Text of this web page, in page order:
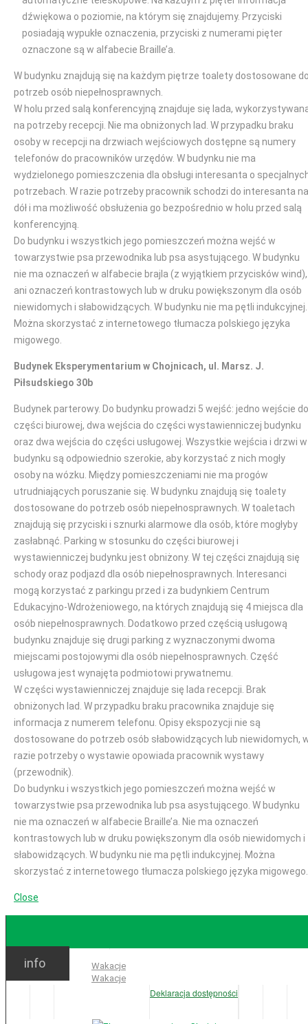
dźwiękowa o poziomie, na którym się znajdujemy. Przyciski
posiadają wypukłe oznaczenia, przyciski z numerami pięter
oznaczone są w alfabecie Braille’a.
W budynku znajdują się na każdym piętrze toalety dostosowane
potrzeb osób niepełnosprawnych.
W holu przed salą konferencyjną znajduje się lada,
na potrzeby recepcji. Nie ma obniżonych lad. W przypadku braku
osoby w recepcji na drzwiach wejściowych dostępne są numery
telefonów do pracowników urzędów. W budynku nie ma
wydzielonego pomieszczenia dla obsługi interesanta o
potrzebach. W razie potrzeby pracownik schodzi do interesanta na
dół i ma możliwość obsłużenia go bezpośrednio w holu przed salą
konferencyjną.
Do budynku i wszystkich jego pomieszczeń można wejść w
towarzystwie psa przewodnika lub psa asystującego. W budynku
nie ma oznaczeń w alfabecie brajla (z wyjątkiem przycisków wind),
ani oznaczeń kontrastowych lub w druku powiększonym dla osób
niewidomych i słabowidzących. W budynku nie ma pętli indukcyjnej.
Można skorzystać z internetowego tłumacza polskiego języka
migowego.
Budynek Eksperymentarium w Chojnicach, ul. Marsz. J.
Piłsudskiego 30b
Budynek parterowy. Do budynku prowadzi 5 wejść: jedno wejście do
części biurowej, dwa wejścia do części wystawienniczej budynku
oraz dwa wejścia do części usługowej. Wszystkie wejścia i drzwi w
budynku są odpowiednio szerokie, aby korzystać z nich mogły
osoby na wózku. Między pomieszczeniami nie ma progów
utrudniających poruszanie się. W budynku znajdują się toalety
dostosowane do potrzeb osób niepełnosprawnych. W toaletach
znajdują się przyciski i sznurki alarmowe dla osób, które mogłyby
zasłabnąć. Parking w stosunku do części biurowej i
wystawienniczej budynku jest obniżony. W tej części znajdują się
schody oraz podjazd dla osób niepełnosprawnych. Interesanci
mogą korzystać z parkingu przed i za budynkiem Centrum
Edukacyjno-Wdrożeniowego, na których znajdują się 4 miejsca dla
osób niepełnosprawnych. Dodatkowo przed częścią usługową
budynku znajduje się drugi parking z wyznaczonymi dwoma
miejscami postojowymi dla osób niepełnosprawnych. Część
usługowa jest wynajęta podmiotowi prywatnemu.
W części wystawienniczej znajduje się lada recepcji. Brak
obniżonych lad. W przypadku braku pracownika znajduje się
informacja z numerem telefonu. Opisy ekspozycji nie są
dostosowane do potrzeb osób słabowidzących lub niewidomych,
razie potrzeby o wystawie opowiada pracownik wystawy
(przewodnik).
Do budynku i wszystkich jego pomieszczeń można wejść w
towarzystwie psa przewodnika lub psa asystującego. W budynku
nie ma oznaczeń w alfabecie Braille’a. Nie ma oznaczeń
kontrastowych lub w druku powiększonym dla osób niewidomych i
słabowidzących. W budynku nie ma pętli indukcyjnej. Można
skorzystać z internetowego tłumacza polskiego języka migowego.
Close
Ważne:
Wakacje
Wakacje
Deklaracja dostępności
info